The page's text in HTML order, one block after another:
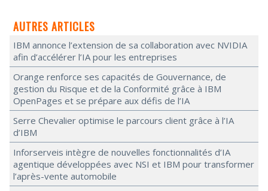
AUTRES ARTICLES
IBM annonce l’extension de sa collaboration avec NVIDIA
afin d’accélérer l’IA pour les entreprises
Orange renforce ses capacités de Gouvernance, de
gestion du Risque et de la Conformité grâce à IBM
OpenPages et se prépare aux défis de l’IA
Serre Chevalier optimise le parcours client grâce à l’IA
d’IBM
Inforserveis intègre de nouvelles fonctionnalités d’IA
agentique développées avec NSI et IBM pour transformer
l’après-vente automobile